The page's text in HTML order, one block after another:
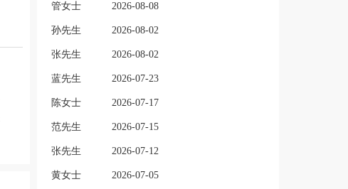
管女士 2026-08-08
孙先生 2026-08-02
张先生 2026-08-02
蓝先生 2026-07-23
陈女士 2026-07-17
范先生 2026-07-15
张先生 2026-07-12
黄女士 2026-07-05